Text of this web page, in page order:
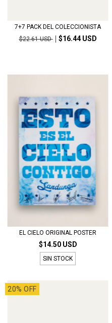
7+7 PACK DEL COLECCIONISTA
$22.61 USD
$16.44 USD
EL CIELO ORIGINAL POSTER
$14.50 USD
SIN STOCK
20% OFF